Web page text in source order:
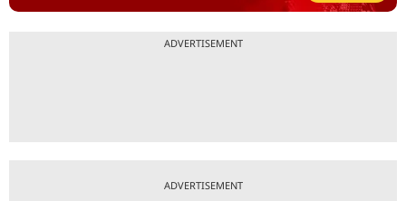
ADVERTISEMENT
ADVERTISEMENT